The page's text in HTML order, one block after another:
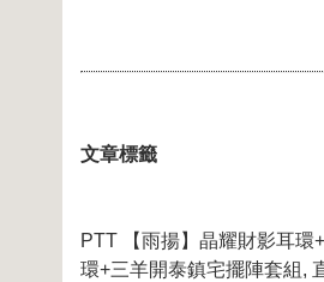
文章標籤
PTT 【雨揚】晶耀財影耳環
環+三羊開泰鎮宅擺陣套組,